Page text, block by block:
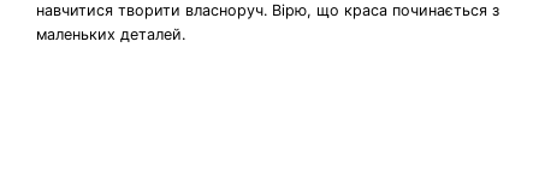
навчитися творити власноруч. Вірю, що краса починається з
маленьких деталей.